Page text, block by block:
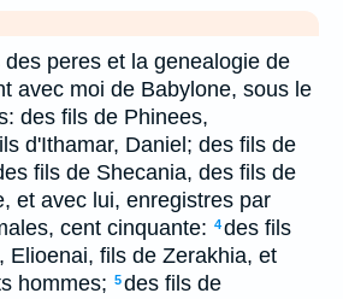
peres et la genealogie de
avec moi de Babylone, sous le
des fils de Phinees,
d'Ithamar, Daniel; des fils de
fils de Shecania, des fils de
et avec lui, enregistres par
cent cinquante: 4des fils
Elioenai, fils de Zerakhia, et
hommes; 5des fils de